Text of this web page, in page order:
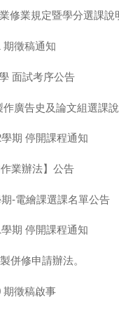
修業規定暨學分選課說
期徵稿通知
面試考序公告
廣告史及論文組選課
學期 停開課程通知
業辦法】公告
-電繪課選課名單公告
學期 停開課程通知
併修申請辦法。
期徵稿啟事